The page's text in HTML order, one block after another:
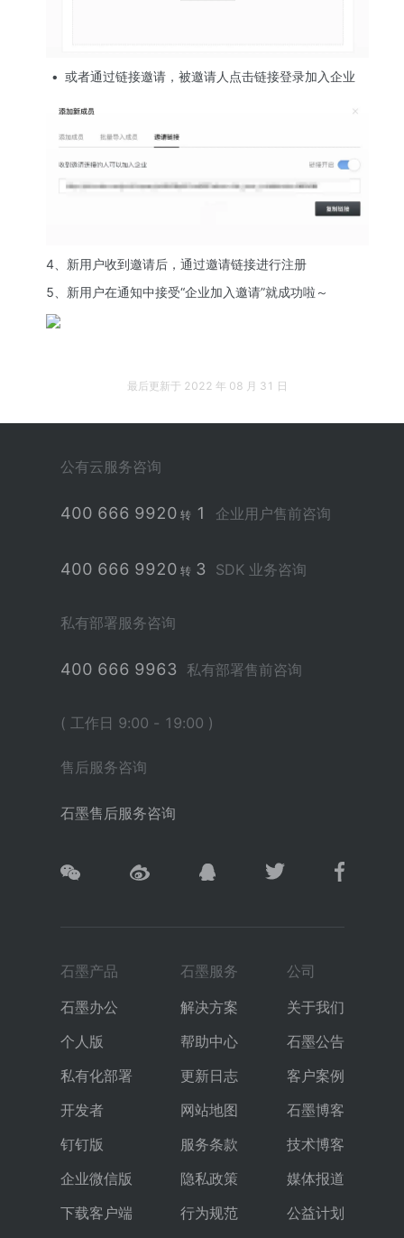
或者通过链接邀请，被邀请人点击链接登录加入企业
4、新用户收到邀请后，通过邀请链接进行注册
5、新用户在通知中接受“企业加入邀请”就成功啦～
最后更新于 2022 年 08 月 31 日
公有云服务咨询
400 666 9920 转1 企业用户售前咨询
400 666 9920 转3 SDK 业务咨询
私有部署服务咨询
400 666 9963 私有部署售前咨询
( 工作日 9:00 - 19:00 )
售后服务咨询
石墨售后服务咨询
石墨产品
石墨办公
个人版
私有化部署
开发者
钉钉版
企业微信版
下载客户端
石墨服务
解决方案
帮助中心
更新日志
网站地图
服务条款
隐私政策
行为规范
公司
关于我们
石墨公告
客户案例
石墨博客
技术博客
媒体报道
公益计划